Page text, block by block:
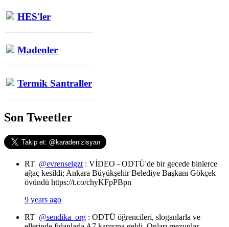
HES'ler
Madenler
Termik Santraller
Son Tweetler
RT @evrenselgzt : VİDEO - ODTÜ'de bir gecede binlerce
ağaç kesildi; Ankara Büyükşehir Belediye Başkanı Gökçek
övündü https://t.co/chyKFpPBpn
9 years ago
RT @sendika_org : ODTÜ öğrencileri, sloganlarla ve